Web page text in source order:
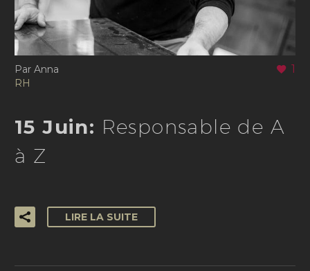
1
Par Anna
RH
15 Juin: Responsable de A
à Z
LIRE LA SUITE